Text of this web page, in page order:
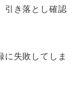
引き落とし確認
に失敗してしま